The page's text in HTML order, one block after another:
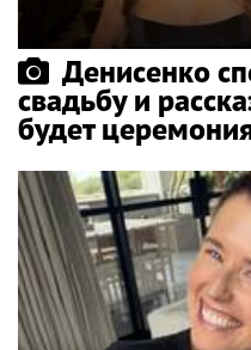
Денисенко
свадьбу и
будет